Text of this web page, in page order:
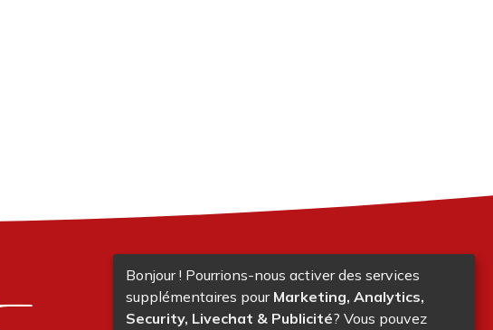
Bonjour ! Pourrions-nous activer des services
supplémentaires pour Marketing, Analytics,
Security, Livechat & Publicité? Vous pouvez